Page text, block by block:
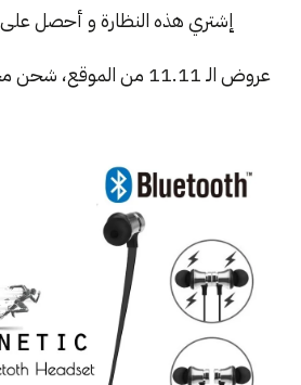
إشتري هذه النظارة و أحصل